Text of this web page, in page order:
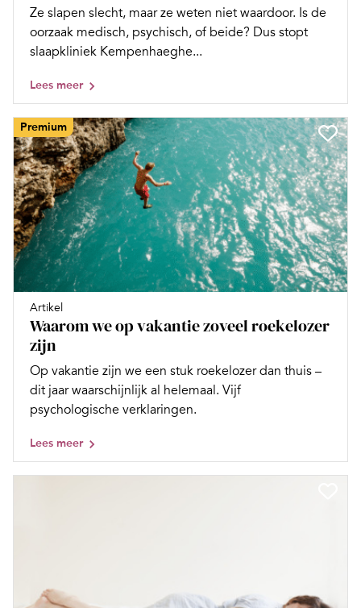
Ze slapen slecht, maar ze weten niet waardoor. Is de
oorzaak medisch, psychisch, of beide? Dus stopt
slaapkliniek Kempenhaeghe...
Lees meer
Premium
Artikel
Waarom we op vakantie zoveel roekelozer
zijn
Op vakantie zijn we een stuk roekelozer dan thuis –
dit jaar waarschijnlijk al helemaal. Vijf
psychologische verklaringen.
Lees meer